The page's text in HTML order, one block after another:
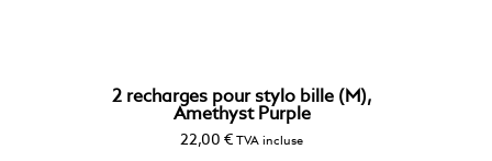
2 recharges pour stylo bille (M),
Amethyst Purple
22,00 € TVA incluse